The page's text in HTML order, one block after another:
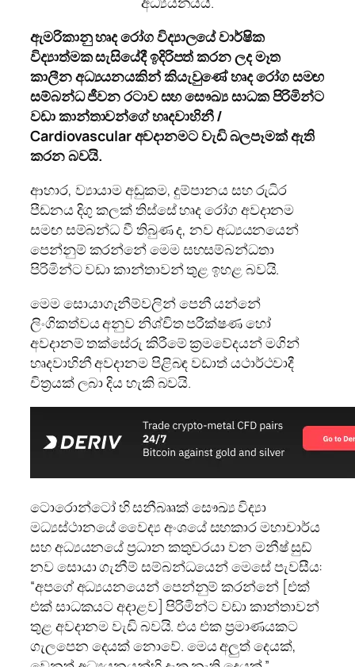
ඇමරිකානු හෘද රෝග විද්‍යාලයේ වාර්ෂික
විද්‍යාත්මක සැසියේදී ඉදිරිපත් කරන ලද මෑත
කාලීන අධ්‍යයනයකින් කියැවුණේ හෘද රෝග සමඟ
සම්බන්ධ ජීවන රටාව සහ සෞඛ්‍ය සාධක පිරිමින්ට
වඩා කාන්තාවන්ගේ හෘදවාහිනී/
Cardiovascularඅවදානමට වැඩි බලපෑමක් ඇති
කරන බවයි.
ආහාර, ව්‍යායාම අඩුකම, දුම්පානය සහ රුධිර
පීඩනය දිගු කලක් තිස්සේ හෘද රෝග අවදානම
සමඟ සම්බන්ධ වී තිබුණ ද, නව අධ්‍යයනයෙන්
පෙන්නුම් කරන්නේ මෙම සහසම්බන්ධතා
පිරිමින්ට වඩා කාන්තාවන් තුළ ඉහළ බවයි.
මෙම සොයාගැනීම්වලින් පෙනී යන්නේ
ලිංගිකත්වය අනුව නිශ්චිත පරීක්ෂණ හෝ
අවදානම් තක්සේරු කිරීමේ ක්‍රමවේදයන් මගින්
හෘදවාහිනී අවදානම පිළිබඳ වඩාත් යථාර්ථවාදී
චිත්‍රයක් ලබා දිය හැකි බවයි.
ටොරොන්ටෝ හි සනීබෲක් සෞඛ්‍ය විද්‍යා
මධ්‍යස්ථානයේ වෛද්‍ය අංශයේ සහකාර මහාචාර්ය
සහ අධ්‍යයනයේ ප්‍රධාන කතුවරයා වන මනීෂ් සුඩ්
නව සොයා ගැනීම් සම්බන්ධයෙන් මෙසේ පැවසීය:
“අපගේ අධ්‍යයනයෙන් පෙන්නුම් කරන්නේ [එක්
එක් සාධකයට අදාළව] පිරිමින්ට වඩා කාන්තාවන්
තුළ අවදානම වැඩි බවයි. එය එක ප්‍රමාණයකට
ගැලපෙන දෙයක් නොවේ. මෙය අලුත් දෙයක්,